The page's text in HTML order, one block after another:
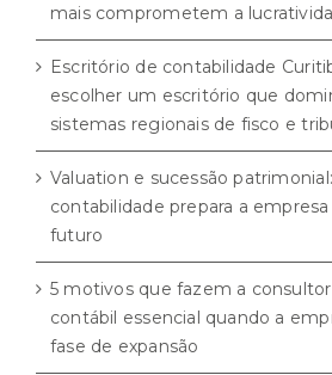
mais comprometem a
Escritório de contabilidade
escolher um escritório que
sistemas regionais de fisco e
Valuation e sucessão
contabilidade prepara a
futuro
5 motivos que fazem a
contábil essencial quando a
fase de expansão